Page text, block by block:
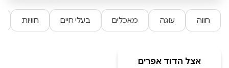
חווה עוגה מאכלים בעלי חיים חוויות
אצל הדוד אפרים